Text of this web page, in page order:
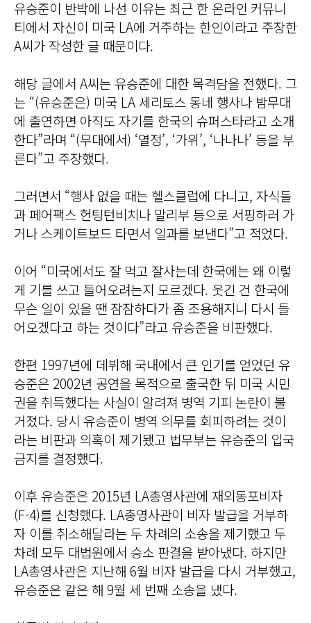
유승준이 반박에 나선 이유는 최근 한 온라인 커뮤니
티에서 자신이 미국 LA에 거주하는 한인이라고 주장한
A씨가 작성한 글 때문이다.
해당 글에서 A씨는 유승준에 대한 목격담을 전했다. 그
는 “(유승준은) 미국 LA 세리토스 동네 행사나 밤무대
에 출연하면 아직도 자기를 한국의 슈퍼스타라고 소개
한다”라며 “(무대에서) ‘열정’, ‘가위’, ‘나나나’ 등을 부
른다”고 주장했다.
그러면서 “행사 없을 때는 헬스클럽에 다니고, 자식들
과 페어팩스 헌팅턴비치나 말리부 등으로 서핑하러 가
거나 스케이트보드 타면서 일과를 보낸다”고 적었다.
이어 “미국에서도 잘 먹고 잘사는데 한국에는 왜 이렇
게 기를 쓰고 들어오려는지 모르겠다. 웃긴 건 한국에
무슨 일이 있을 땐 잠잠하다가 좀 조용해지니 다시 들
어오겠다고 하는 것이다”라고 유승준을 비판했다.
한편 1997년에 데뷔해 국내에서 큰 인기를 얻었던 유
승준은 2002년 공연을 목적으로 출국한 뒤 미국 시민
권을 취득했다는 사실이 알려져 병역 기피 논란이 불
거졌다. 당시 유승준이 병역 의무를 회피하려는 것이
라는 비판과 의혹이 제기됐고 법무부는 유승준의 입국
금지를 결정했다.
이후 유승준은 2015년 LA총영사관에 재외동포비자
(F-4)를 신청했다. LA총영사관이 비자 발급을 거부하
자 이를 취소해달라는 두 차례의 소송을 제기했고 두
차례 모두 대법원에서 승소 판결을 받아냈다. 하지만
LA총영사관은 지난해 6월 비자 발급을 다시 거부했고,
유승준은 같은 해 9월 세 번째 소송을 냈다.